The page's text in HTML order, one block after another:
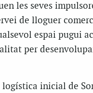
les seves
de lloguer
espai pugui
per
inicial de